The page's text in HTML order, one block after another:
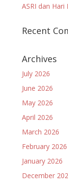
ASRI dan Hari
Recent
Archives
July 2026
June 2026
May 2026
April 2026
March 2026
February 2026
January 2026
December